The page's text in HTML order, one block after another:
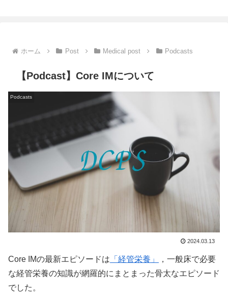
ホーム Post Medical post Podcasts
【Podcast】Core IMについて
Podcasts
2024.03.13
Core IMの最新エピソードは 「経管栄養」
，一般床で必要
な経管栄養の知識が網羅的にまとまった骨太なエピソード
でした。